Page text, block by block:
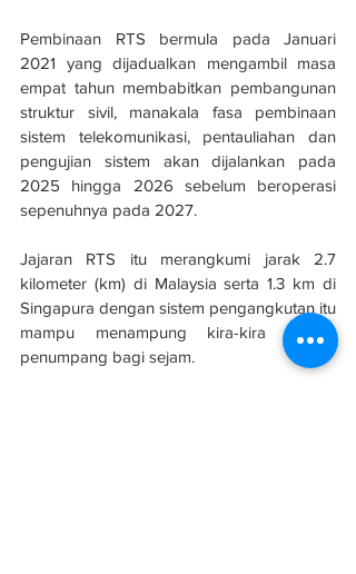
Pembinaan RTS bermula pada Januari
2021 yang dijadualkan mengambil masa
empat tahun membabitkan pembangunan
struktur sivil, manakala fasa pembinaan
sistem telekomunikasi, pentauliahan dan
pengujian sistem akan dijalankan pada
2025 hingga 2026 sebelum beroperasi
sepenuhnya pada 2027.
Jajaran RTS itu merangkumi jarak 2.7
kilometer (km) di Malaysia serta 1.3 km di
Singapura dengan sistem pengangkutan itu
mampu menampung kira-kira 10,000
penumpang bagi sejam.